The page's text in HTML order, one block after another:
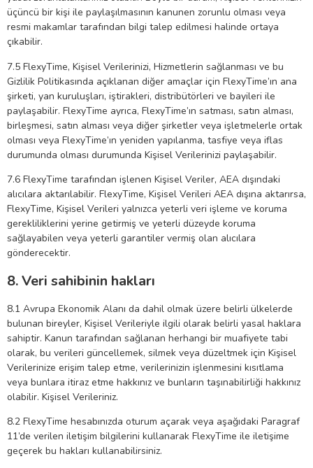
üçüncü bir kişi ile paylaşılmasının kanunen zorunlu olması veya
resmi makamlar tarafından bilgi talep edilmesi halinde ortaya
çıkabilir.
7.5 FlexyTime, Kişisel Verilerinizi, Hizmetlerin sağlanması ve bu
Gizlilik Politikasında açıklanan diğer amaçlar için FlexyTime’ın ana
şirketi, yan kuruluşları, iştirakleri, distribütörleri ve bayileri ile
paylaşabilir. FlexyTime ayrıca, FlexyTime’ın satması, satın alması,
birleşmesi, satın alması veya diğer şirketler veya işletmelerle ortak
olması veya FlexyTime’ın yeniden yapılanma, tasfiye veya iflas
durumunda olması durumunda Kişisel Verilerinizi paylaşabilir.
7.6 FlexyTime tarafından işlenen Kişisel Veriler, AEA dışındaki
alıcılara aktarılabilir. FlexyTime, Kişisel Verileri AEA dışına aktarırsa,
FlexyTime, Kişisel Verileri yalnızca yeterli veri işleme ve koruma
gerekliliklerini yerine getirmiş ve yeterli düzeyde koruma
sağlayabilen veya yeterli garantiler vermiş olan alıcılara
gönderecektir.
8. Veri sahibinin hakları
8.1 Avrupa Ekonomik Alanı da dahil olmak üzere belirli ülkelerde
bulunan bireyler, Kişisel Verileriyle ilgili olarak belirli yasal haklara
sahiptir. Kanun tarafından sağlanan herhangi bir muafiyete tabi
olarak, bu verileri güncellemek, silmek veya düzeltmek için Kişisel
Verilerinize erişim talep etme, verilerinizin işlenmesini kısıtlama
veya bunlara itiraz etme hakkınız ve bunların taşınabilirliği hakkınız
olabilir. Kişisel Verileriniz.
8.2 FlexyTime hesabınızda oturum açarak veya aşağıdaki Paragraf
11’de verilen iletişim bilgilerini kullanarak FlexyTime ile iletişime
geçerek bu hakları kullanabilirsiniz.